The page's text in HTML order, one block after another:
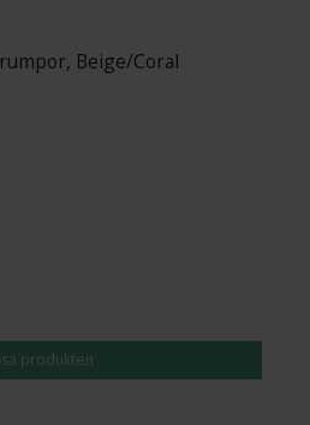
Beige/Coral
produkten